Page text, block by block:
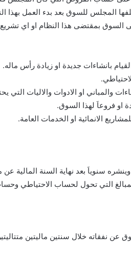
السوق بمقتضى هذا النظام او اي
او فروعاَ لهذا السوق.
التي تحول لحساب الاحتياطي